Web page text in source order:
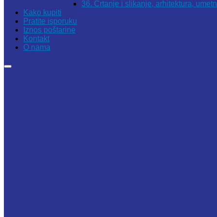
36. Crtanje i slikanje, arhitektura,
Kako kupiti
Pratite isporuku
Iznos poštarine
Kontakt
O nama